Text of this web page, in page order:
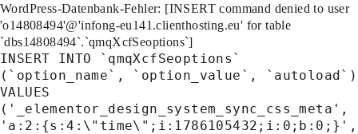
WordPress-Datenbank-Fehler: [INSERT command denied to user
'o14808494'@'infong-eu141.clienthosting.eu' for table
`dbs14808494`.`qmqXcfSeoptions`]
INSERT INTO `qmqXcfSeoptions`
(`option_name`, `option_value`, `autoload`)
VALUES
('_elementor_design_system_sync_css_meta',
'a:2:{s:4:\"time\";i:1786105432;i:0;b:0;}',